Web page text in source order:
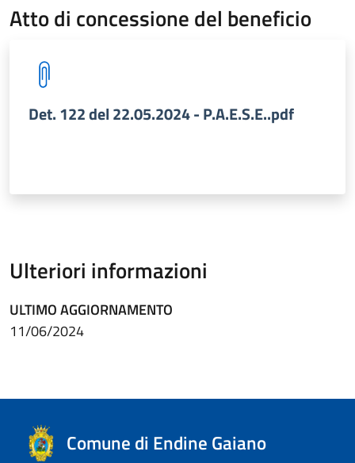
Atto di concessione del beneficio
Det. 122 del 22.05.2024 - P.A.E.S.E..pdf
Ulteriori informazioni
ULTIMO AGGIORNAMENTO
11/06/2024
Comune di Endine Gaiano